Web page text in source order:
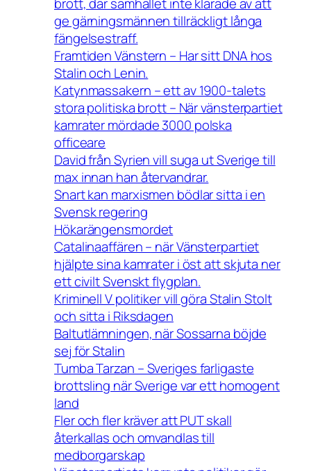
ge gärningsmännen tillräckligt långa
fängelsestraff.
Framtiden Vänstern – Har sitt DNA hos
Stalin och Lenin.
Katynmassakern – ett av 1900-talets
stora politiska brott – När vänsterpartiet
kamrater mördade 3000 polska
officeare
David från Syrien vill suga ut Sverige till
max innan han återvandrar.
Snart kan marxismen bödlar sitta i en
Svensk regering
Hökarängensmordet
Catalinaaffären – när Vänsterpartiet
hjälpte sina kamrater i öst att skjuta ner
ett civilt Svenskt flygplan.
Kriminell V politiker vill göra Stalin Stolt
och sitta i Riksdagen
Baltutlämningen, när Sossarna böjde
sej för Stalin
Tumba Tarzan – Sveriges farligaste
brottsling när Sverige var ett homogent
land
Fler och fler kräver att PUT skall
återkallas och omvandlas till
medborgarskap